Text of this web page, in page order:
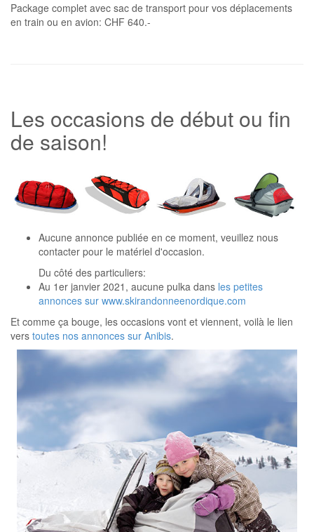
Package complet avec sac de transport pour vos déplacements
en train ou en avion: CHF 640.-
Les occasions de début ou fin
de saison!
Aucune annonce publiée en ce moment, veuillez nous
contacter pour le matériel d'occasion.
Du côté des particuliers:
Au 1er janvier 2021, aucune pulka dans les petites
annonces sur www.skirandonneenordique.com
Et comme ça bouge, les occasions vont et viennent, voilà le lien
vers toutes nos annonces sur Anibis.